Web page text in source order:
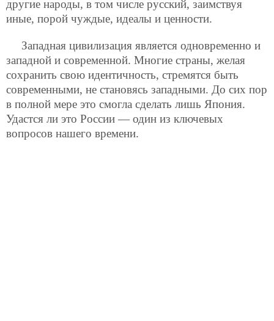
другие народы, в том числе русский, заимствуя
иные, порой чуждые, идеалы и ценности.
Западная цивилизация является одновременно и
западной и современной. Многие страны, желая
сохранить свою идентичность, стремятся быть
современными, не становясь западными. До сих пор
в полной мере это смогла сделать лишь Япония.
Удастся ли это России — один из ключевых
вопросов нашего времени.